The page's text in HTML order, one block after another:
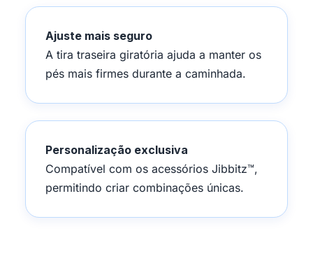
Ajuste mais seguro
A tira traseira giratória ajuda a manter os
pés mais firmes durante a caminhada.
Personalização exclusiva
Compatível com os acessórios Jibbitz™,
permitindo criar combinações únicas.